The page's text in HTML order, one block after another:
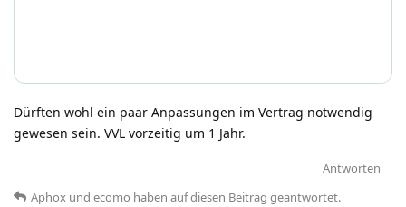
Dürften wohl ein paar Anpassungen im Vertrag notwendig
gewesen sein. VVL vorzeitig um 1 Jahr.
Antworten
Aphox und ecomo haben auf diesen Beitrag geantwortet.